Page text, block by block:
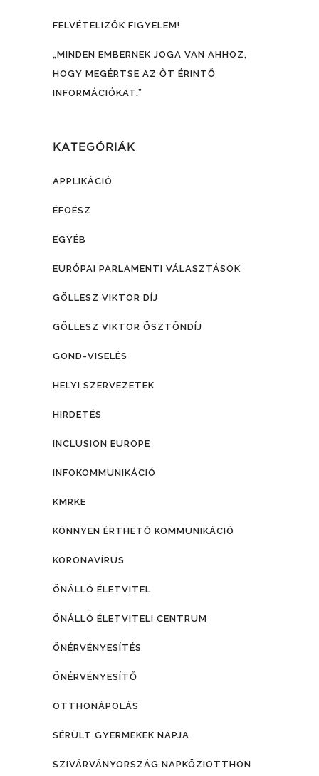
FELVÉTELIZŐK FIGYELEM!
„MINDEN EMBERNEK JOGA VAN AHHOZ,
HOGY MEGÉRTSE AZ ŐT ÉRINTŐ
INFORMÁCIÓKAT.”
KATEGÓRIÁK
APPLIKÁCIÓ
ÉFOÉSZ
EGYÉB
EURÓPAI PARLAMENTI VÁLASZTÁSOK
GÖLLESZ VIKTOR DÍJ
GÖLLESZ VIKTOR ÖSZTÖNDÍJ
GOND-VISELÉS
HELYI SZERVEZETEK
HIRDETÉS
INCLUSION EUROPE
INFOKOMMUNIKÁCIÓ
KMRKE
KÖNNYEN ÉRTHETŐ KOMMUNIKÁCIÓ
KORONAVÍRUS
ÖNÁLLÓ ÉLETVITEL
ÖNÁLLÓ ÉLETVITELI CENTRUM
ÖNÉRVÉNYESÍTÉS
ÖNÉRVÉNYESÍTŐ
OTTHONÁPOLÁS
SÉRÜLT GYERMEKEK NAPJA
SZIVÁRVÁNYORSZÁG NAPKÖZIOTTHON